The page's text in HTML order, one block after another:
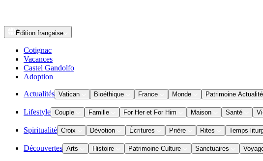
Édition française
Cotignac
Vacances
Castel Gandolfo
Adoption
Actualités Vatican Bioéthique France Monde Patrimoine
Lifestyle Couple Famille For Her et For Him Maison Santé
Spiritualité Croix Dévotion Écritures Prière Rites Temps
Découvertes Arts Histoire Patrimoine Culture Sanctuaires